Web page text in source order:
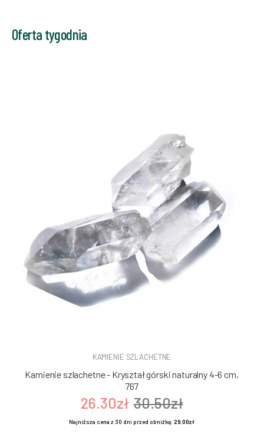
Oferta tygodnia
KAMIENIE SZLACHETNE
Kamienie szlachetne - Kryształ górski naturalny 4-6 cm,
767
26.30zł 30.50zł
Najniższa cena z 30 dni przed obniżką:29.00zł